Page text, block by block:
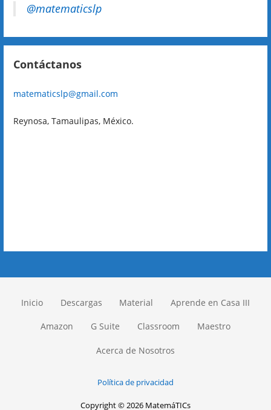
@matematicslp
Contáctanos
matematicslp@gmail.com
Reynosa, Tamaulipas, México.
Inicio Descargas Material Aprende en Casa III
Amazon G Suite Classroom Maestro
Acerca de Nosotros
Política de privacidad
Copyright © 2026 MatemáTICs